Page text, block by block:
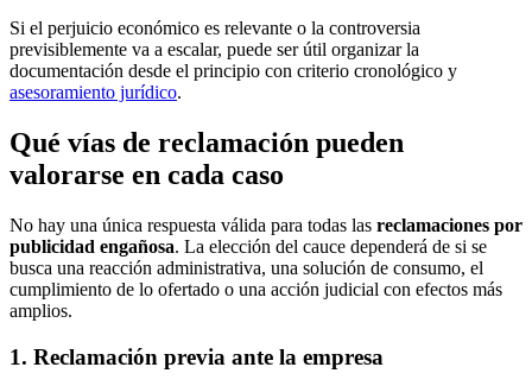
Si el perjuicio económico es relevante o la controversia
previsiblemente va a escalar, puede ser útil organizar la
documentación desde el principio con criterio cronológico y
asesoramiento jurídico.
Qué vías de reclamación pueden
valorarse en cada caso
No hay una única respuesta válida para todas las reclamaciones por
publicidad engañosa. La elección del cauce dependerá de si se
busca una reacción administrativa, una solución de consumo, el
cumplimiento de lo ofertado o una acción judicial con efectos más
amplios.
1. Reclamación previa ante la empresa